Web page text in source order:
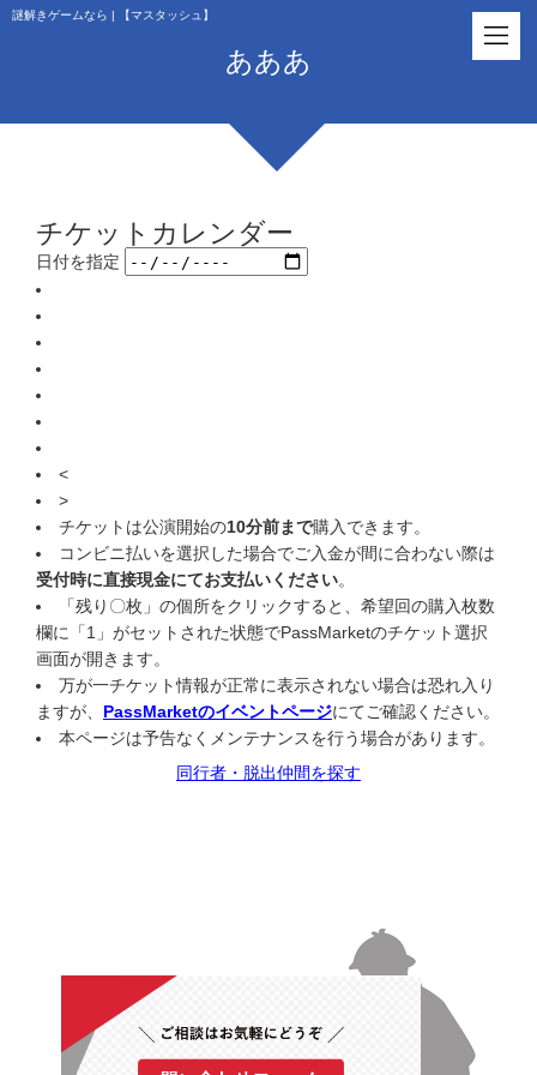
謎解きゲームなら | 【マスタッシュ】
あああ
チケットカレンダー
日付を指定
<
>
チケットは公演開始の10分前まで購入できます。
コンビニ払いを選択した場合でご入金が間に合わない際は
受付時に直接現金にてお支払いください。
「残り〇枚」の個所をクリックすると、希望回の購入枚数
欄に「1」がセットされた状態でPassMarketのチケット選択
画面が開きます。
万が一チケット情報が正常に表示されない場合は恐れ入り
ますが、 PassMarketのイベントページにてご確認ください。
本ページは予告なくメンテナンスを行う場合があります。
同行者・脱出仲間を探す